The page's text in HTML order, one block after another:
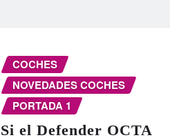
COCHES
NOVEDADES COCHES
PORTADA 1
Si el Defender OCTA